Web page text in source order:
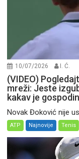
10/07/2026 I. Ć.
(VIDEO)
mreži: Jeste
kakav je gospodin
Novak Đoković nije
ATP Najnovije Tenis